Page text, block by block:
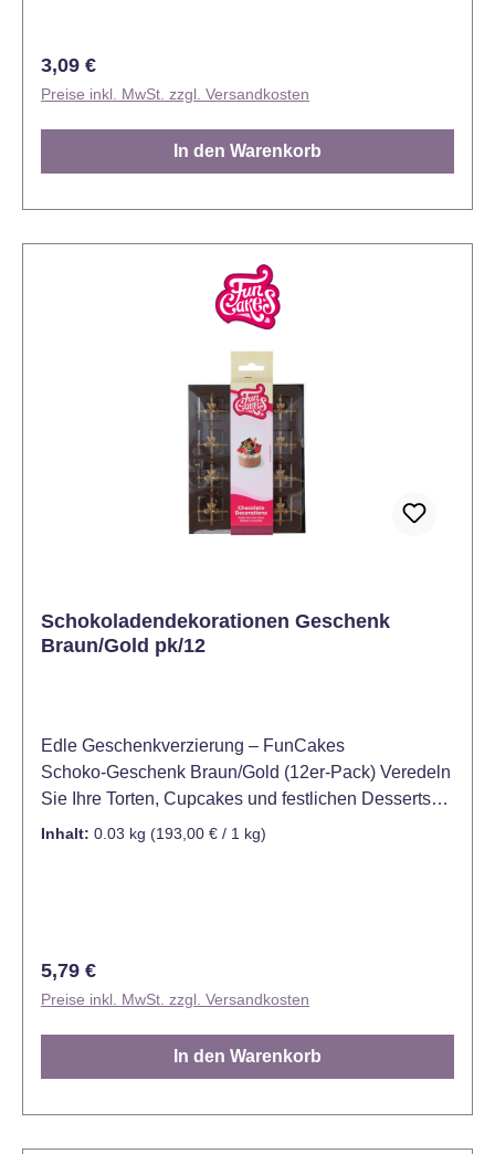
Farben und Größen erhältlich. Verpackt in
praktischer Streudose. Farbe: Weiß Inhalt: 50
Gramm. Lager: Trocken lagern, zwischen 8° C - 20°
Regulärer Preis:
3,09 €
Preise inkl. MwSt. zzgl. Versandkosten
In den Warenkorb
Schokoladendekorationen Geschenk
Braun/Gold pk/12
Edle Geschenkverzierung – FunCakes
Schoko‑Geschenk Braun/Gold (12er‑Pack) Veredeln
Sie Ihre Torten, Cupcakes und festlichen Desserts
mit einem luxuriösen Touch! Die
Das 12‑teilige Set bietet Ihnen sofort einsatzbereite
Geschenk‑Motivschokolade, die optisch und
geschmacklich begeistert. - Packungsinhalt: 12
dekorative Schokoladenstücke - Material: Echter
Geschenkbox‑Look mit fein ausgearbeiteter
Inhalt: 0.03 kg (193,00 € / 1 kg)
Regulärer Preis:
5,79 €
Preise inkl. MwSt. zzgl. Versandkosten
In den Warenkorb